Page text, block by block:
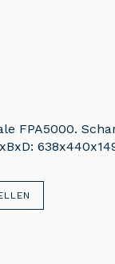
FPA5000.